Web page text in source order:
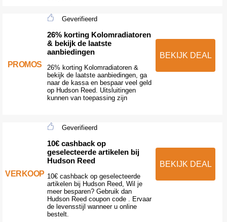
PROMOS
Geverifieerd
26% korting Kolomradiatoren
& bekijk de laatste
aanbiedingen
26% korting Kolomradiatoren &
bekijk de laatste aanbiedingen, ga
naar de kassa en bespaar veel geld
op Hudson Reed. Uitsluitingen
kunnen van toepassing zijn
BEKIJK DEAL
VERKOOP
Geverifieerd
10€ cashback op
geselecteerde artikelen bij
Hudson Reed
10€ cashback op geselecteerde
artikelen bij Hudson Reed, Wil je
meer besparen? Gebruik dan
Hudson Reed coupon code . Ervaar
de levensstijl wanneer u online
bestelt.
BEKIJK DEAL